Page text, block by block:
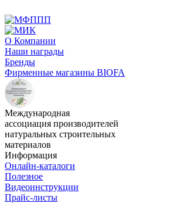
О Компании
Наши награды
Бренды
Фирменные магазины BIOFA
Международная
ассоциация производителей
натуральных строительных
материалов
Информация
Онлайн-каталоги
Полезное
Видеоинструкции
Прайс-листы